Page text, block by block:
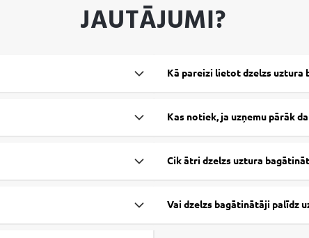
JAUTĀJUMI?
Kā pareizi lietot dzelzs uztura
Kas notiek, ja uzņemu pārāk
Cik ātri dzelzs uztura
Vai dzelzs bagātinātāji palīdz